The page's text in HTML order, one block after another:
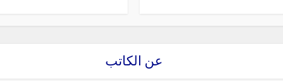
عن الكاتب